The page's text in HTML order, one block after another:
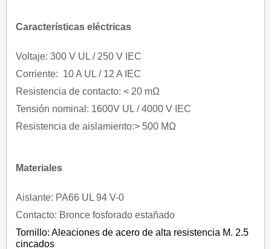
Características eléctricas
Voltaje: 300 V UL / 250 V IEC
Corriente: 10 A UL / 12 A IEC
Resistencia de contacto: < 20 mΩ
Tensión nominal: 1600V UL / 4000 V IEC
Resistencia de aislamiento:> 500 MΩ
Materiales
Aislante: PA66 UL 94 V-0
Contacto: Bronce fosforado estañado
Tornillo: Aleaciones de acero de alta resistencia M. 2.5
cincados